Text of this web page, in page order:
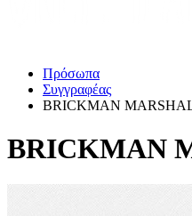
Πρόσωπα
Συγγραφέας
BRICKMAN
BRICKMAN